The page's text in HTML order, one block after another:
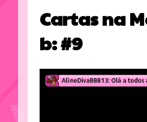
Cartas na
b: #9